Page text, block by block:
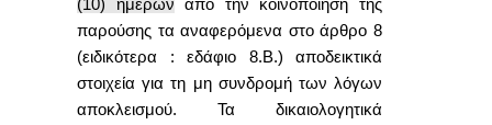
(10) ημερών από την κοινοποίηση της
παρούσης τα αναφερόμενα στο άρθρο 8
(ειδικότερα : εδάφιο 8.Β.) αποδεικτικά
στοιχεία για τη μη συνδρομή των λόγων
αποκλεισμού. Τα δικαιολογητικά